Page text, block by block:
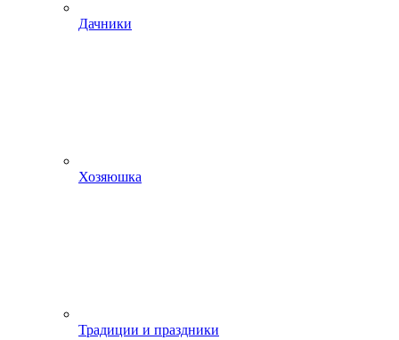
Дачники
Хозяюшка
Традиции и праздники